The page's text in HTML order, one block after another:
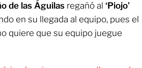
de las Águilas regañó al ‘Piojo’
en su llegada al equipo, pues el
quiere que su equipo juegue